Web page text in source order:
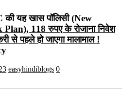
यह खास पॉलिसी (New
118 रुपए के रोजाना निवेश
से पहले हो जाएगा मालामाल !
easyhindiblogs 0